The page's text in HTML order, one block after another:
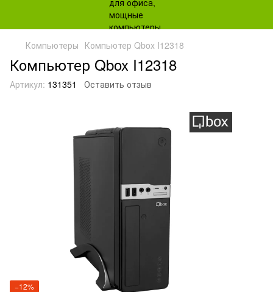
Компьютеры Компьютер Qbox I12318
Компьютер Qbox I12318
Артикул: 131351 Оставить отзыв
−12%